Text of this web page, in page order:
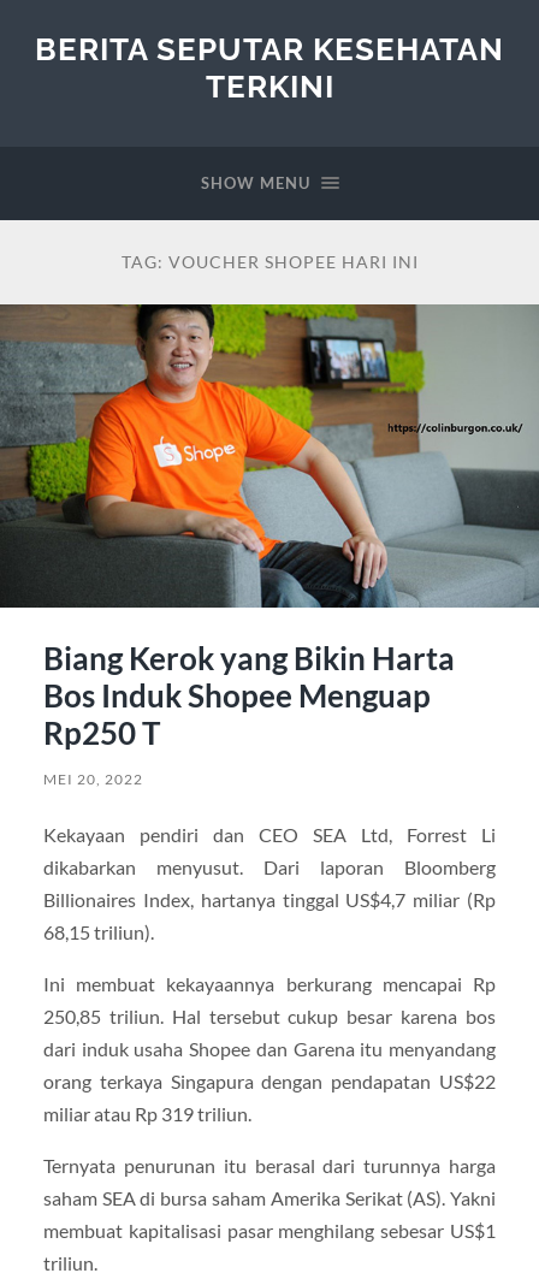
BERITA SEPUTAR KESEHATAN
TERKINI
SHOW MENU
TAG: VOUCHER SHOPEE HARI INI
Biang Kerok yang Bikin Harta
Bos Induk Shopee Menguap
Rp250 T
MEI 20, 2022
Kekayaan pendiri dan CEO SEA Ltd, Forrest Li
dikabarkan menyusut. Dari laporan Bloomberg
Billionaires Index, hartanya tinggal US$4,7 miliar (Rp
68,15 triliun).
Ini membuat kekayaannya berkurang mencapai Rp
250,85 triliun. Hal tersebut cukup besar karena bos
dari induk usaha Shopee dan Garena itu menyandang
orang terkaya Singapura dengan pendapatan US$22
miliar atau Rp 319 triliun.
Ternyata penurunan itu berasal dari turunnya harga
saham SEA di bursa saham Amerika Serikat (AS). Yakni
membuat kapitalisasi pasar menghilang sebesar US$1
triliun.